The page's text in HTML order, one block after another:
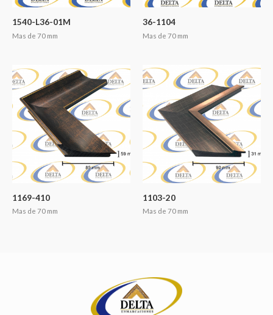
1540-L36-01M
Mas de 70 mm
36-1104
Mas de 70 mm
1169-410
Mas de 70 mm
1103-20
Mas de 70 mm